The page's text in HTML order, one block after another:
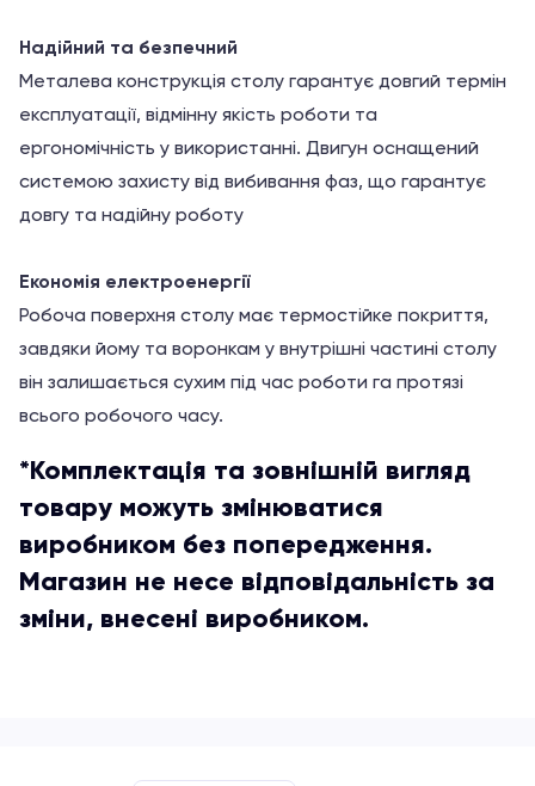
Надійний та безпечний
Металева конструкція столу гарантує довгий термін
експлуатації, відмінну якість роботи та
ергономічність у використанні. Двигун оснащений
системою захисту від вибивання фаз, що гарантує
довгу та надійну роботу
Економія електроенергії
Робоча поверхня столу має термостійке покриття,
завдяки йому та воронкам у внутрішні частині столу
він залишається сухим під час роботи га протязі
всього робочого часу.
*Комплектація та зовнішній вигляд
товару можуть змінюватися
виробником без попередження.
Магазин не несе відповідальність за
зміни, внесені виробником.